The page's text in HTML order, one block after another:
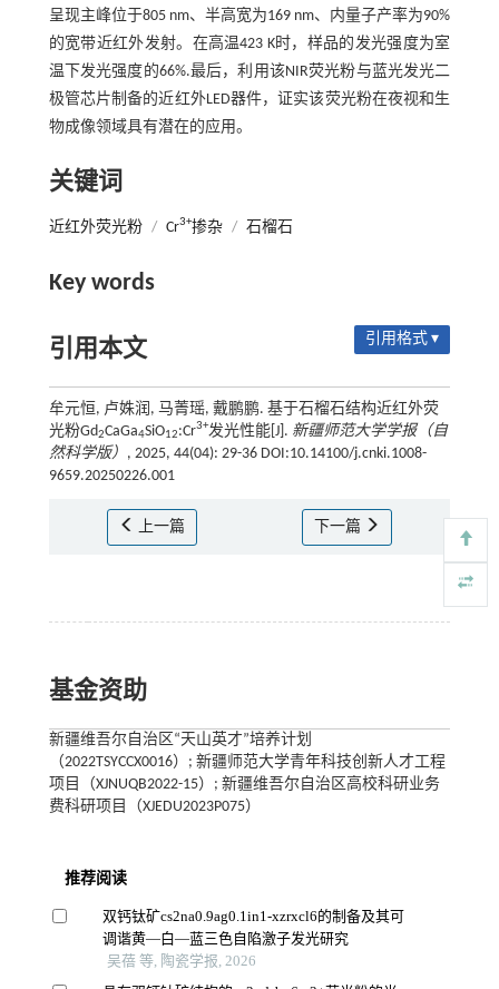
呈现主峰位于805 nm、半高宽为169 nm、内量子产率为90%
的宽带近红外发射。在高温423 K时，样品的发光强度为室
温下发光强度的66%.最后，利用该NIR荧光粉与蓝光发光二
极管芯片制备的近红外LED器件，证实该荧光粉在夜视和生
物成像领域具有潜在的应用。
关键词
近红外荧光粉 / Cr3+掺杂 / 石榴石
Key words
引用本文 引用格式 ▾
牟元恒, 卢姝润, 马菁瑶, 戴鹏鹏. 基于石榴石结构近红外荧
光粉Gd2CaGa4SiO12:Cr3+发光性能[J]. 新疆师范大学学报（自
然科学版） , 2025, 44(04): 29-36 DOI:10.14100/j.cnki.1008-
9659.20250226.001
上一篇 下一篇
基金资助
新疆维吾尔自治区“天山英才”培养计划
（2022TSYCCX0016）; 新疆师范大学青年科技创新人才工程
项目（XJNUQB2022-15）; 新疆维吾尔自治区高校科研业务
费科研项目（XJEDU2023P075）